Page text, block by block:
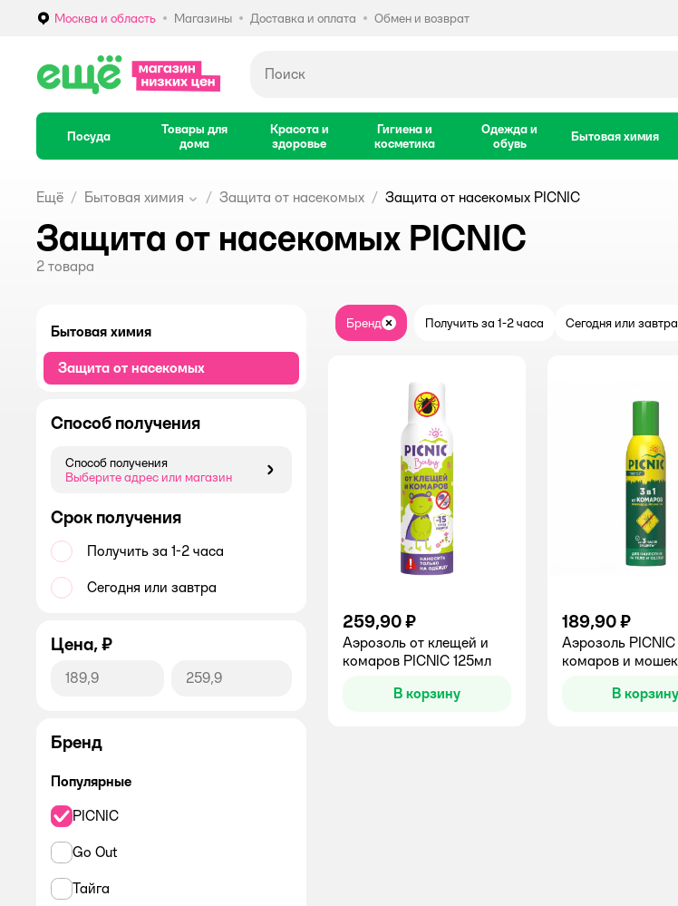
Выбор адреса доставки.
Москва и область Магазины Доставка и оплата Обмен и возврат
Посуда
Товары для
дома
Красота и
здоровье
Гигиена и
косметика
Одежда и
обувь
Бытовая химия
Ещё Бытовая химия Защита от насекомых Защита от насекомых PICNIC
Защита от насекомых PICNIC
2 товара
Бренд ЗакрытьПолучить за 1-2 часа Сегодня или завтра
259,90 ₽
Аэрозоль от клещей и
комаров PICNIC 125мл
В корзину
189,90 ₽
Аэрозоль PICNIC
комаров и
В корзину
Бытовая химия
Защита от насекомых
Способ получения
Способ получения
Выберите адрес или магазин
Способ получения
Срок получения
Получить за 1-2 часа
Сегодня или завтра
Цена, ₽
Бренд
Популярные
PICNIC
Go Out
Тайга